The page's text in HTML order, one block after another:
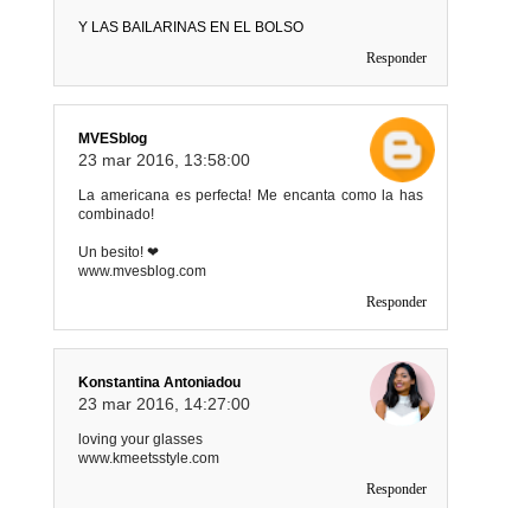
Y LAS BAILARINAS EN EL BOLSO
Responder
MVESblog
23 mar 2016, 13:58:00
La americana es perfecta! Me encanta como la has
combinado!
Un besito! ❤
www.mvesblog.com
Responder
Konstantina Antoniadou
23 mar 2016, 14:27:00
loving your glasses
www.kmeetsstyle.com
Responder